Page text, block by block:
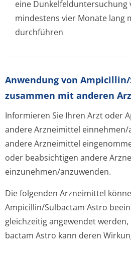
eine Dunkelfeldunter­suchung
mindestens vier Monate lang
durchführen
Anwendung von
zusammen mit anderen
Informieren Sie Ihren Arzt oder
andere Arzneimittel einnehmen/
andere Arzneimittel
oder beabsichtigen andere
einzunehmen/an­zuwenden.
Die folgenden Arzneimittel
Ampicillin/Sul­bactam Astro
gleichzeitig angewendet
bactam Astro kann deren